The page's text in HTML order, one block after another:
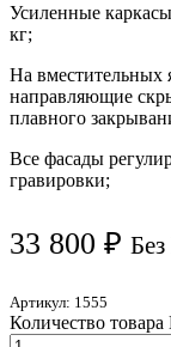
Усиленные
кг;
На вместительных
направляющие
плавного
Все фасады
гравировки;
33 800 ₽
Артикул: 1555
Количество